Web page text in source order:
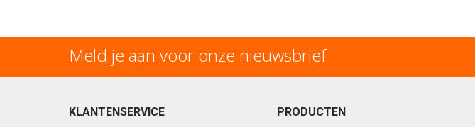
Meld je aan voor onze nieuwsbrief
KLANTENSERVICE PRODUCTEN